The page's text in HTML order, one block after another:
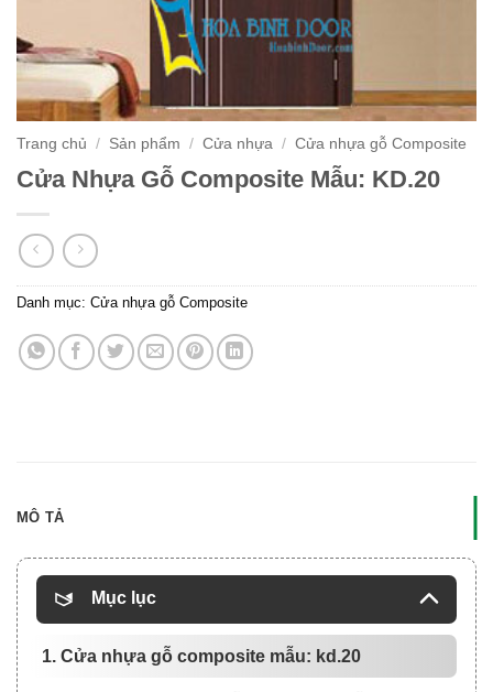
Trang chủ / Sản phẩm / Cửa nhựa / Cửa nhựa gỗ Composite
Cửa Nhựa Gỗ Composite Mẫu: KD.20
Danh mục: Cửa nhựa gỗ Composite
MÔ TẢ
Mục lục
1. Cửa nhựa gỗ composite mẫu: kd.20